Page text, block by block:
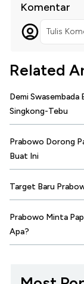
Komentar
Tulis
Related
Demi
Singkong-Tebu
Prabowo Dorong
Buat Ini
Target Baru
Prabowo Minta
Apa?